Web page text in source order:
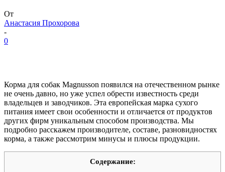
От
Анастасия Прохорова
-
0
Корма для собак Magnusson появился на отечественном рынке
не очень давно, но уже успел обрести известность среди
владельцев и заводчиков. Эта европейская марка сухого
питания имеет свои особенности и отличается от продуктов
других фирм уникальным способом производства. Мы
подробно расскажем производителе, составе, разновидностях
корма, а также рассмотрим минусы и плюсы продукции.
Содержание: